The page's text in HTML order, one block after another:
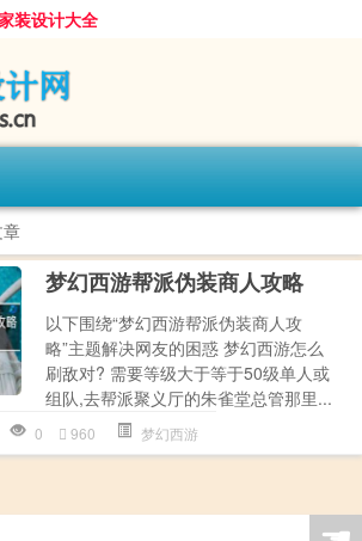
装设计大全
章
梦幻西游帮派伪装商人攻略
以下围绕“梦幻西游帮派伪装商人攻
略”主题解决网友的困惑 梦幻西游怎么
刷敌对? 需要等级大于等于50级单人或
组队,去帮派聚义厅的朱雀堂总管那里...
0 960 梦幻西游